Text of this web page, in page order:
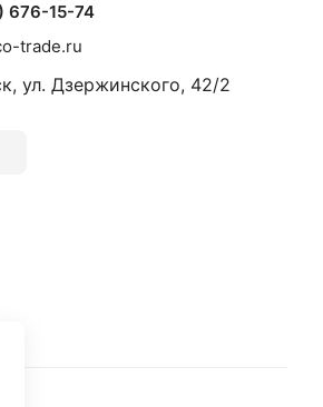
676-15-74
trade.ru
ул. Дзержинского, 42/2